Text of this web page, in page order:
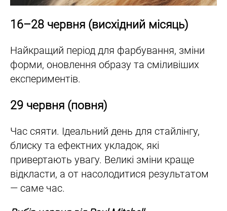
16–28 червня (висхідний місяць)
Найкращий період для фарбування, зміни
форми, оновлення образу та сміливіших
експериментів.
29 червня (повня)
Час сяяти. Ідеальний день для стайлінгу,
блиску та ефектних укладок, які
привертають увагу. Великі зміни краще
відкласти, а от насолодитися результатом
— саме час.